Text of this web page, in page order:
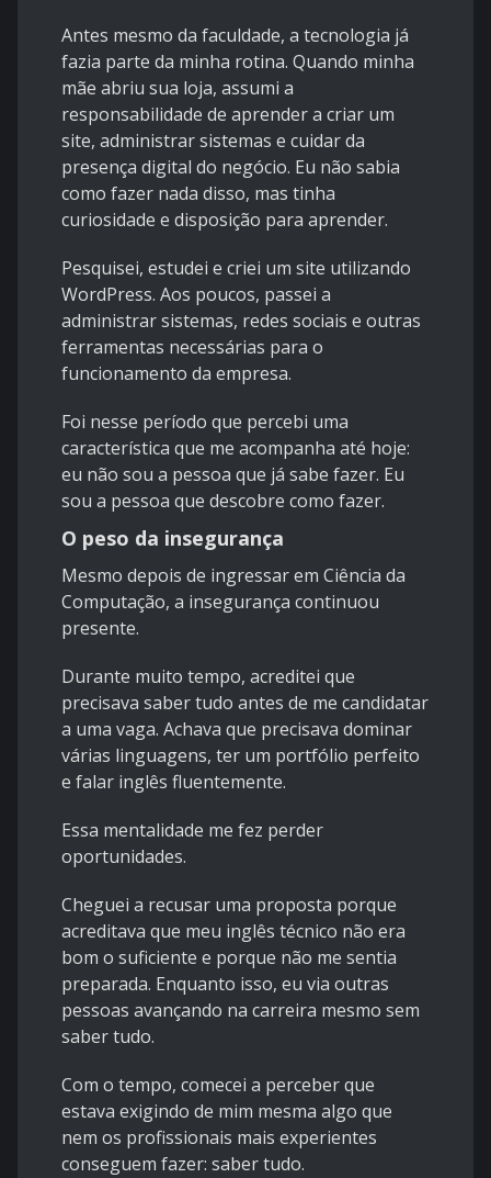
Antes mesmo da faculdade, a tecnologia já
fazia parte da minha rotina. Quando minha
mãe abriu sua loja, assumi a
responsabilidade de aprender a criar um
site, administrar sistemas e cuidar da
presença digital do negócio. Eu não sabia
como fazer nada disso, mas tinha
curiosidade e disposição para aprender.
Pesquisei, estudei e criei um site utilizando
WordPress. Aos poucos, passei a
administrar sistemas, redes sociais e outras
ferramentas necessárias para o
funcionamento da empresa.
Foi nesse período que percebi uma
característica que me acompanha até hoje:
eu não sou a pessoa que já sabe fazer. Eu
sou a pessoa que descobre como fazer.
O peso da insegurança
Mesmo depois de ingressar em Ciência da
Computação, a insegurança continuou
presente.
Durante muito tempo, acreditei que
precisava saber tudo antes de me candidatar
a uma vaga. Achava que precisava dominar
várias linguagens, ter um portfólio perfeito
e falar inglês fluentemente.
Essa mentalidade me fez perder
oportunidades.
Cheguei a recusar uma proposta porque
acreditava que meu inglês técnico não era
bom o suficiente e porque não me sentia
preparada. Enquanto isso, eu via outras
pessoas avançando na carreira mesmo sem
saber tudo.
Com o tempo, comecei a perceber que
estava exigindo de mim mesma algo que
nem os profissionais mais experientes
conseguem fazer: saber tudo.